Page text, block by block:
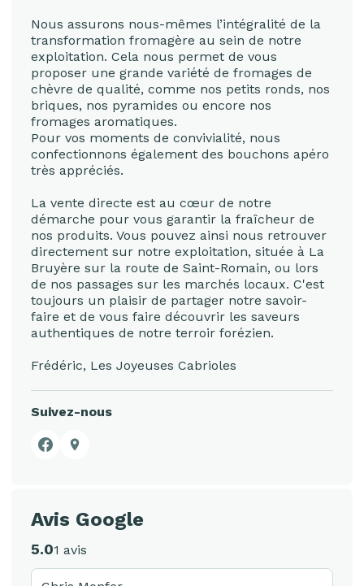
Nous assurons nous-mêmes l’intégralité de la
transformation fromagère au sein de notre
exploitation. Cela nous permet de vous
proposer une grande variété de fromages de
chèvre de qualité, comme nos petits ronds, nos
briques, nos pyramides ou encore nos
fromages aromatiques.
Pour vos moments de convivialité, nous
confectionnons également des bouchons apéro
très appréciés.
La vente directe est au cœur de notre
démarche pour vous garantir la fraîcheur de
nos produits. Vous pouvez ainsi nous retrouver
directement sur notre exploitation, située à La
Bruyère sur la route de Saint-Romain, ou lors
de nos passages sur les marchés locaux. C'est
toujours un plaisir de partager notre savoir-
faire et de vous faire découvrir les saveurs
authentiques de notre terroir forézien.
Frédéric, Les Joyeuses Cabrioles
Suivez-nous
FacebookGoogle Business Profile
Avis Google
5.01 avis